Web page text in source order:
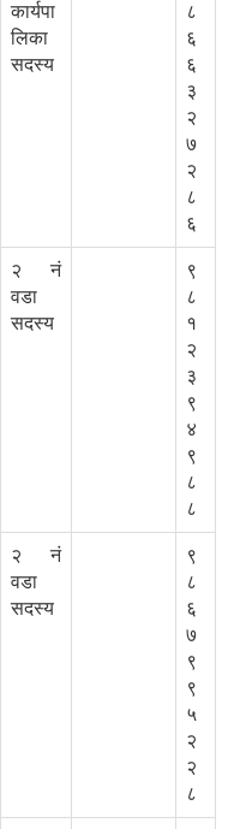
कार्यपा
लिका
सदस्य
८
६
६
३
२
७
२
८
६
२ नं
वडा
सदस्य
९
८
१
२
३
९
४
९
८
८
२ नं
वडा
सदस्य
९
८
६
७
९
९
५
२
२
८